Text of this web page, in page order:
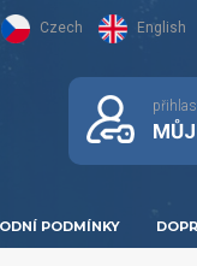
Czech English
PODMÍNKY